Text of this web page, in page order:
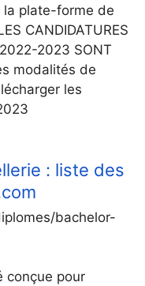
la plate-forme de
CANDIDATURES
2022-2023 SONT
modalités de
les
: liste des
bachelor-
conçue pour